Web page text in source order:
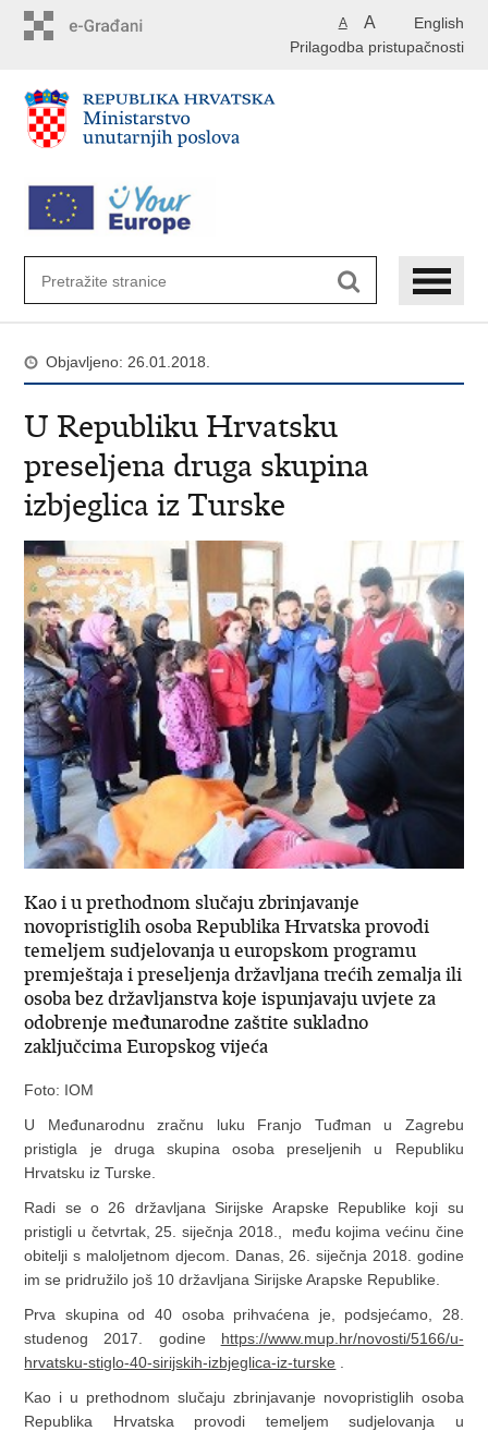
English
A A
Prilagodba pristupačnosti
Objavljeno: 26.01.2018.
U Republiku Hrvatsku
preseljena druga skupina
izbjeglica iz Turske
Kao i u prethodnom slučaju zbrinjavanje
novopristiglih osoba Republika Hrvatska provodi
temeljem sudjelovanja u europskom programu
premještaja i preseljenja državljana trećih zemalja ili
osoba bez državljanstva koje ispunjavaju uvjete za
odobrenje međunarodne zaštite sukladno
zaključcima Europskog vijeća
Foto: IOM
U Međunarodnu zračnu luku Franjo Tuđman u Zagrebu
pristigla je druga skupina osoba preseljenih u Republiku
Hrvatsku iz Turske.
Radi se o 26 državljana Sirijske Arapske Republike koji su
pristigli u četvrtak, 25. siječnja 2018., među kojima većinu čine
obitelji s maloljetnom djecom. Danas, 26. siječnja 2018. godine
im se pridružilo još 10 državljana Sirijske Arapske Republike.
Prva skupina od 40 osoba prihvaćena je, podsjećamo, 28.
studenog 2017. godine https://www.mup.hr/novosti/5166/u-
hrvatsku-stiglo-40-sirijskih-izbjeglica-iz-turske
Kao i u prethodnom slučaju zbrinjavanje novopristiglih osoba
Republika Hrvatska provodi temeljem sudjelovanja u